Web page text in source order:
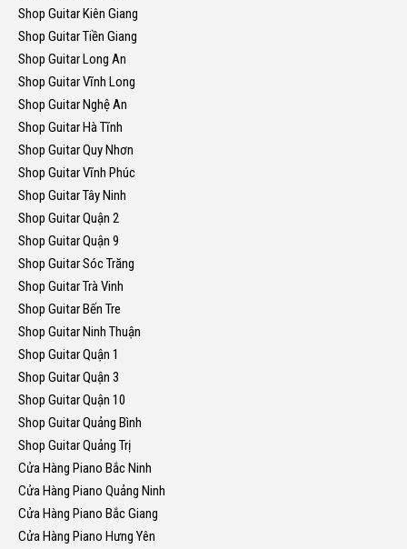
Shop Guitar Kiên Giang
Shop Guitar Tiền Giang
Shop Guitar Long An
Shop Guitar Vĩnh Long
Shop Guitar Nghệ An
Shop Guitar Hà Tĩnh
Shop Guitar Quy Nhơn
Shop Guitar Vĩnh Phúc
Shop Guitar Tây Ninh
Shop Guitar Quận 2
Shop Guitar Quận 9
Shop Guitar Sóc Trăng
Shop Guitar Trà Vinh
Shop Guitar Bến Tre
Shop Guitar Ninh Thuận
Shop Guitar Quận 1
Shop Guitar Quận 3
Shop Guitar Quận 10
Shop Guitar Quảng Bình
Shop Guitar Quảng Trị
Cửa Hàng Piano Bắc Ninh
Cửa Hàng Piano Quảng Ninh
Cửa Hàng Piano Bắc Giang
Cửa Hàng Piano Hưng Yên